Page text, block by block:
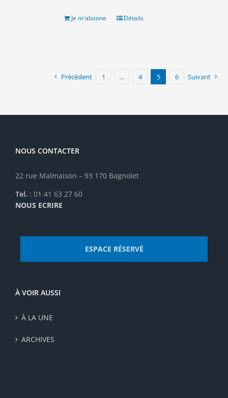
Je m'abonne Détails
Précédent 1 … 4 5 6 Suivant
NOUS CONTACTER
22 rue Malmaison – 93 170 Bagnolet
Tel. : 01 41 63 27 60
NOUS ECRIRE
ESPACE RÉSERVÉ
À VOIR AUSSI
À LA UNE
ARCHIVES